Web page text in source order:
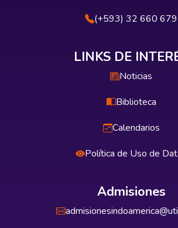
(+593) 32 660 679
LINKS DE
Noticias
Biblioteca
Calendarios
Política de Uso de
Admisiones